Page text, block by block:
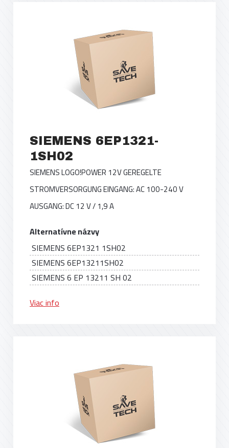
SIEMENS 6EP1321-
1SH02
SIEMENS LOGO!POWER 12V GEREGELTE
STROMVERSORGUNG EINGANG: AC 100-240 V
AUSGANG: DC 12 V / 1,9 A
Alternatívne názvy
SIEMENS 6EP1321 1SH02
SIEMENS 6EP13211SH02
SIEMENS 6 EP 13211 SH 02
Viac info